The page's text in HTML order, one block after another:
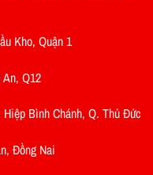
Kho, Quận 1
Q12
Bình Chánh, Q. Thủ Đức
Đồng Nai